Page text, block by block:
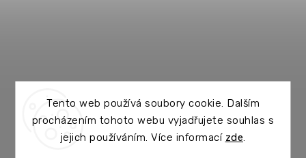
Tento web používá soubory cookie. Dalším
procházením tohoto webu vyjadřujete souhlas s
jejich používáním. Více informací zde.